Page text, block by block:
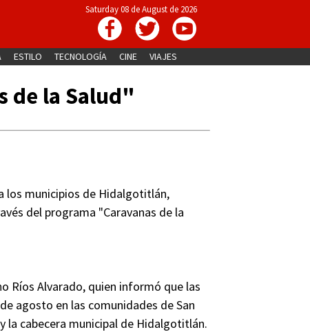
Saturday 08 de August de 2026
ESTILO TECNOLOGÍA CINE VIAJES
de la Salud"
los municipios de Hidalgotitlán,
del programa "Caravanas de la
Ríos Alvarado, quien informó que las
agosto en las comunidades de San
la cabecera municipal de Hidalgotitlán.